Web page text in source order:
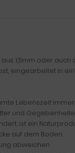
1,5mm oder auch
eingearbeitet in
Lebenszeit immer
und
ist ein
auf dem Boden.
abweichen.